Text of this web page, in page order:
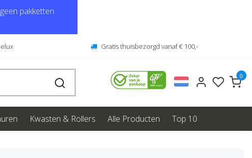
pakketten
Gratis thuisbezorgd vanaf € 100,-
0
Kwasten & Rollers Alle Producten Top 10